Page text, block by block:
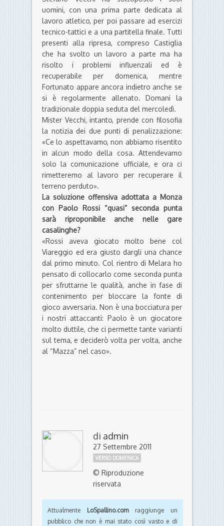
uomini, con una prima parte dedicata al
lavoro atletico, per poi passare ad esercizi
tecnico-tattici e a una partitella finale. Tutti
presenti alla ripresa, compreso Castiglia
che ha svolto un lavoro a parte ma ha
risolto i problemi influenzali ed è
recuperabile per domenica, mentre
Fortunato appare ancora indietro anche se
si è regolarmente allenato. Domani la
tradizionale doppia seduta del mercoledì.
Mister Vecchi, intanto, prende con filosofia
la notizia dei due punti di penalizzazione:
«Ce lo aspettavamo, non abbiamo risentito
in alcun modo della cosa. Attendevamo
solo la comunicazione ufficiale, e ora ci
rimetteremo al lavoro per recuperare il
terreno perduto».
La soluzione offensiva adottata a Monza
con Paolo Rossi “quasi” seconda punta
sarà riproponibile anche nelle gare
casalinghe?
«Rossi aveva giocato molto bene col
Viareggio ed era giusto dargli una chance
dal primo minuto. Col rientro di Melara ho
pensato di collocarlo come seconda punta
per sfruttarne le qualità, anche in fase di
contenimento per bloccare la fonte di
gioco avversaria. Non è una bocciatura per
i nostri attaccanti: Paolo è un giocatore
molto duttile, che ci permette tante varianti
sul tema, e deciderò volta per volta, anche
al “Mazza” nel caso».
di admin
27 Settembre 2011
VERSO DOMENICA
© Riproduzione
riservata
Attualmente LoSpallino.comraggiunge un
pubblico che non è mai stato così vasto e di